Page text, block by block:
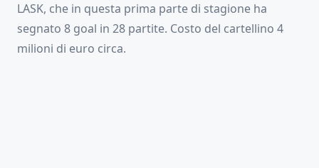
LASK, che in questa prima parte di stagione ha
segnato 8 goal in 28 partite. Costo del cartellino 4
milioni di euro circa.